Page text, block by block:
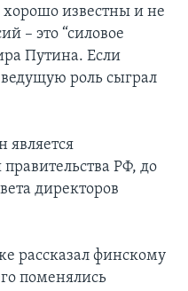
известны и не
– это “силовое
Путина. Если
ведущую роль сыграл
является
РФ, до
директоров
рассказал финскому
поменялись